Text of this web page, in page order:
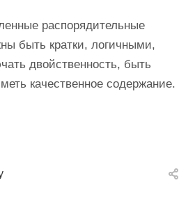
распорядительные
быть кратки, логичными,
двойственность, быть
качественное содержание.